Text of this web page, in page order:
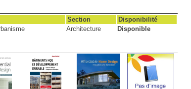
Section
Disponibilité
Architecture Disponible